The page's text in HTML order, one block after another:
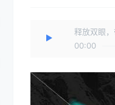
释放双眼
00:00